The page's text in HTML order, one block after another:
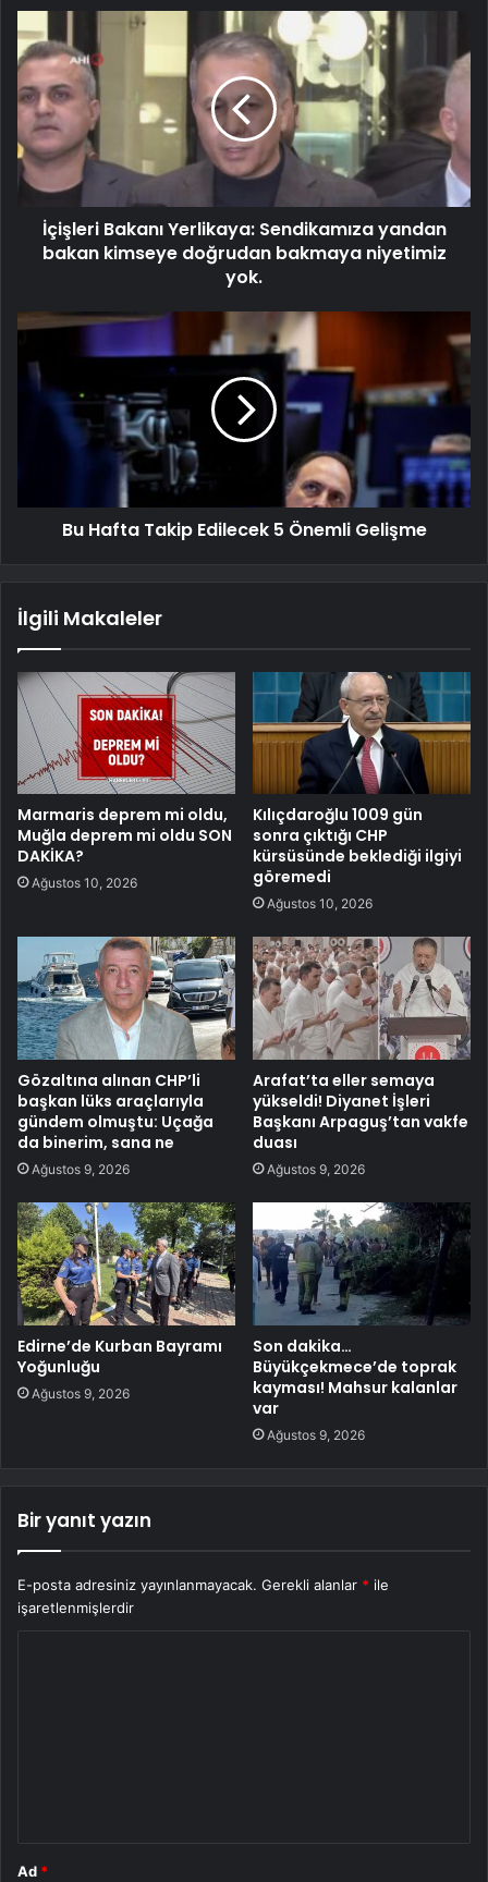
İçişleri Bakanı Yerlikaya: Sendikamıza yandan
bakan kimseye doğrudan bakmaya niyetimiz
yok.
Bu Hafta Takip Edilecek 5 Önemli Gelişme
İlgili Makaleler
Marmaris deprem mi oldu,
Muğla deprem mi oldu SON
DAKİKA?
Ağustos 10, 2026
Kılıçdaroğlu 1009 gün
sonra çıktığı CHP
kürsüsünde beklediği ilgiyi
göremedi
Ağustos 10, 2026
Gözaltına alınan CHP’li
başkan lüks araçlarıyla
gündem olmuştu: Uçağa
da binerim, sana ne
Ağustos 9, 2026
Arafat’ta eller semaya
yükseldi! Diyanet İşleri
Başkanı Arpaguş’tan vakfe
duası
Ağustos 9, 2026
Edirne’de Kurban Bayramı
Yoğunluğu
Ağustos 9, 2026
Son dakika…
Büyükçekmece’de toprak
kayması! Mahsur kalanlar
var
Ağustos 9, 2026
Bir yanıt yazın
E-posta adresiniz yayınlanmayacak. Gerekli alanlar * ile
işaretlenmişlerdir
Ad *